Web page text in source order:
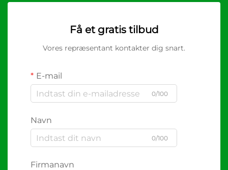
Få et gratis tilbud
Vores repræsentant kontakter dig snart.
E-mail
0/100
Navn
0/100
Firmanavn